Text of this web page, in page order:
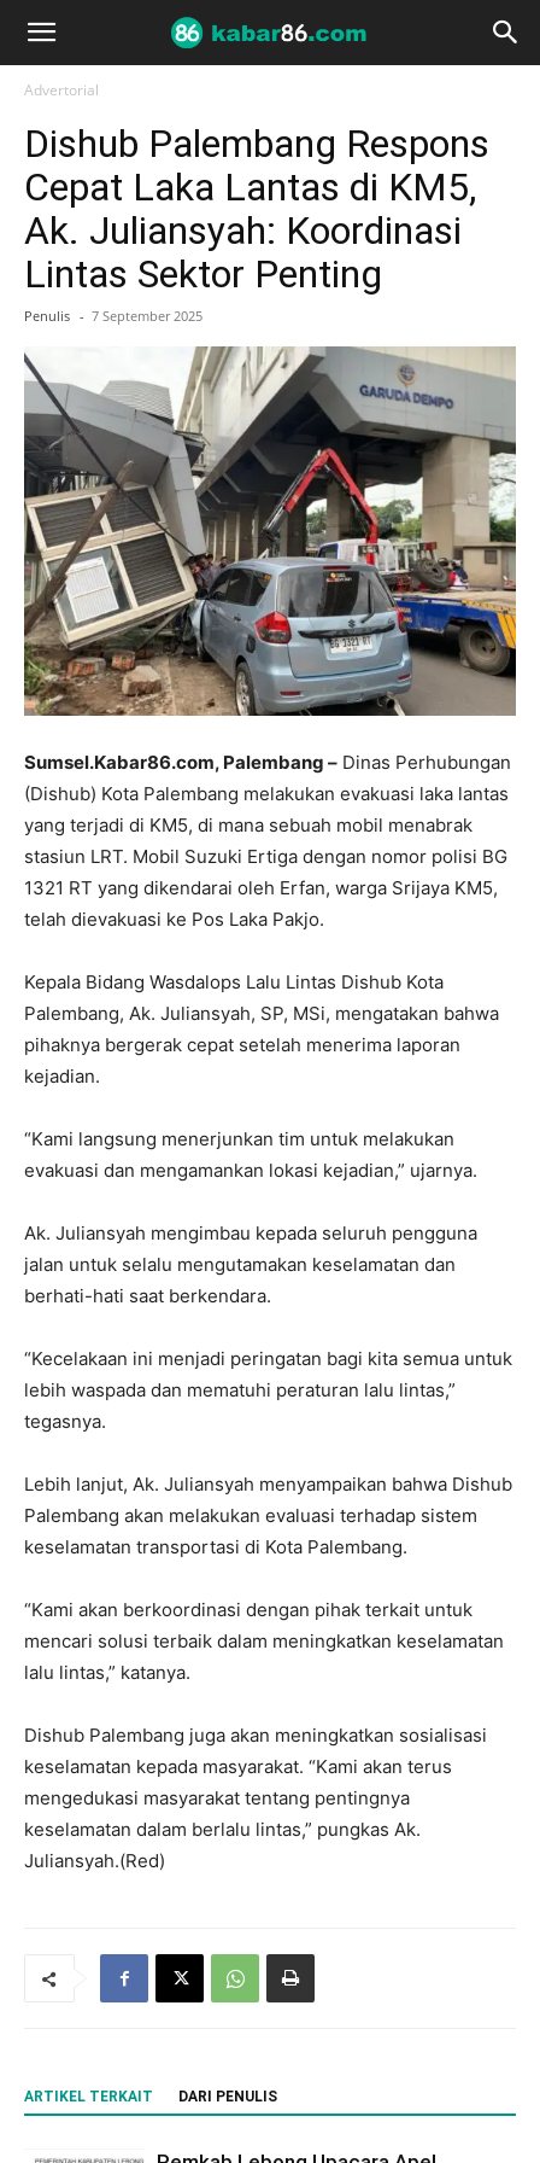
Advertorial
Dishub Palembang Respons
Cepat Laka Lantas di KM5,
Ak. Juliansyah: Koordinasi
Lintas Sektor Penting
Penulis - 7 September 2025
Sumsel.Kabar86.com, Palembang – Dinas Perhubungan
(Dishub) Kota Palembang melakukan evakuasi laka lantas
yang terjadi di KM5, di mana sebuah mobil menabrak
stasiun LRT. Mobil Suzuki Ertiga dengan nomor polisi BG
1321 RT yang dikendarai oleh Erfan, warga Srijaya KM5,
telah dievakuasi ke Pos Laka Pakjo.
Kepala Bidang Wasdalops Lalu Lintas Dishub Kota
Palembang, Ak. Juliansyah, SP, MSi, mengatakan bahwa
pihaknya bergerak cepat setelah menerima laporan
kejadian.
“Kami langsung menerjunkan tim untuk melakukan
evakuasi dan mengamankan lokasi kejadian,” ujarnya.
Ak. Juliansyah mengimbau kepada seluruh pengguna
jalan untuk selalu mengutamakan keselamatan dan
berhati-hati saat berkendara.
“Kecelakaan ini menjadi peringatan bagi kita semua untuk
lebih waspada dan mematuhi peraturan lalu lintas,”
tegasnya.
Lebih lanjut, Ak. Juliansyah menyampaikan bahwa Dishub
Palembang akan melakukan evaluasi terhadap sistem
keselamatan transportasi di Kota Palembang.
“Kami akan berkoordinasi dengan pihak terkait untuk
mencari solusi terbaik dalam meningkatkan keselamatan
lalu lintas,” katanya.
Dishub Palembang juga akan meningkatkan sosialisasi
keselamatan kepada masyarakat. “Kami akan terus
mengedukasi masyarakat tentang pentingnya
keselamatan dalam berlalu lintas,” pungkas Ak.
Juliansyah.(Red)
ARTIKEL TERKAIT DARI PENULIS